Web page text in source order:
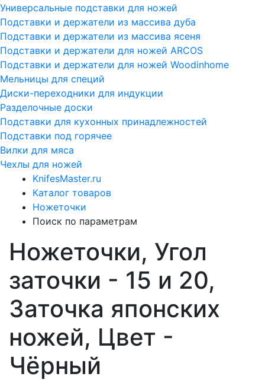
Универсальные подставки для ножей
Подставки и держатели из массива дуба
Подставки и держатели из массива ясеня
Подставки и держатели для ножей ARCOS
Подставки и держатели для ножей Woodinhome
Мельницы для специй
Диски-переходники для индукции
Разделочные доски
Подставки для кухонных принадлежностей
Подставки под горячее
Вилки для мяса
Чехлы для ножей
KnifesMaster.ru
Каталог товаров
Ножеточки
Поиск по параметрам
Ножеточки, Угол
заточки - 15 и 20,
Заточка японских
ножей, Цвет -
Чёрный